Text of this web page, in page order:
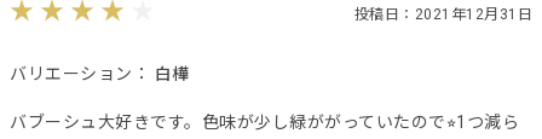
投稿日：2021年12月31日
バリエーション： 白樺
バブーシュ大好きです。色味が少し緑ががっていたので⭐︎1つ減ら